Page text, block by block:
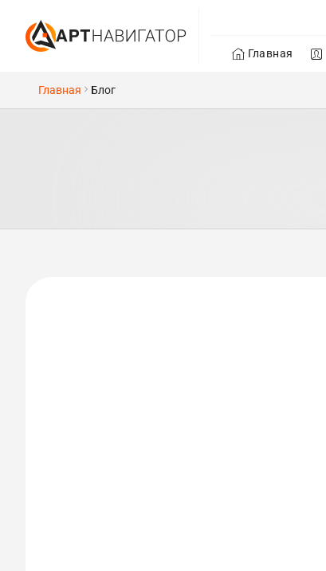
Главная
Главная Блог